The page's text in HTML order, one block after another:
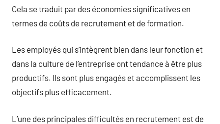
Cela se traduit par des économies significatives en
termes de coûts de recrutement et de formation.
Les employés qui s’intègrent bien dans leur fonction et
dans la culture de l’entreprise ont tendance à être plus
productifs. Ils sont plus engagés et accomplissent les
objectifs plus efficacement.
L’une des principales difficultés en recrutement est de